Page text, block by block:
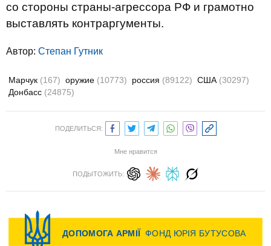
со стороны страны-агрессора РФ и грамотно
выставлять контраргументы.
Автор: Степан Гутник
Марчук (167) оружие (10773) россия (89122) США (30297)
Донбасс (24875)
ПОДЕЛИТЬСЯ:
Мне нравится
ПОДЫТОЖИТЬ: